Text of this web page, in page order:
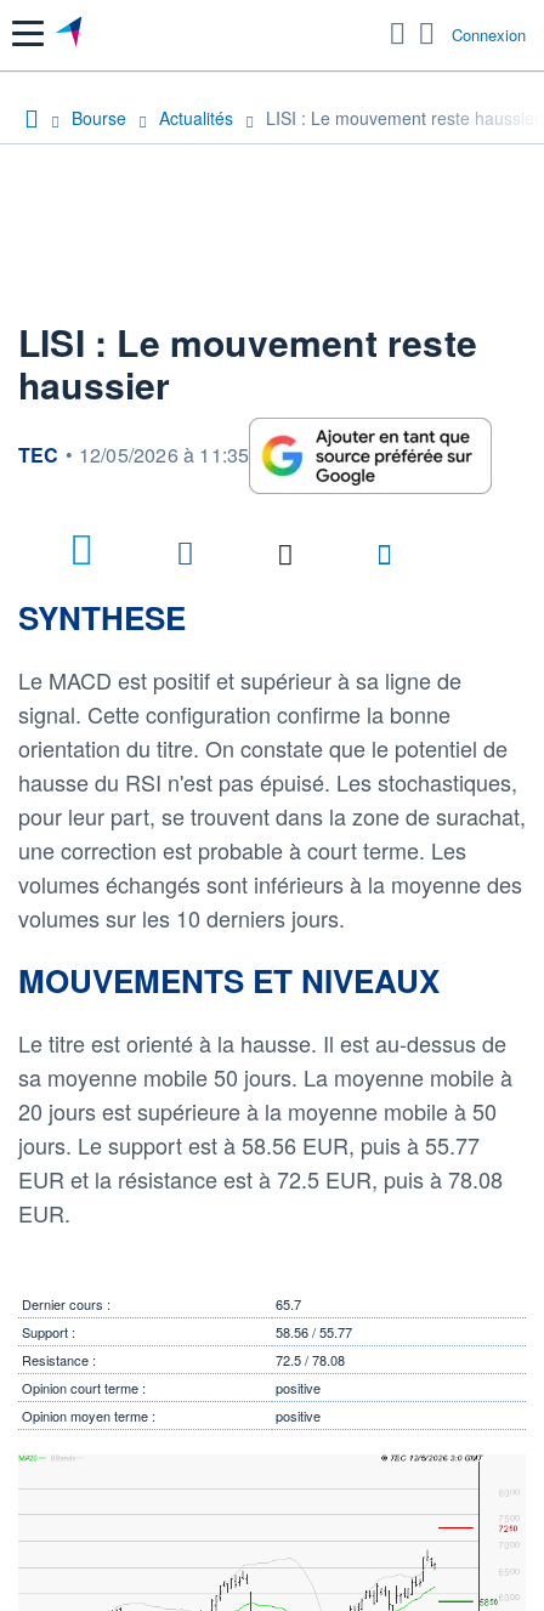
Menu Connexion
Bourse Actualités LISI : Le mouvement reste haussier
LISI : Le mouvement reste
haussier
information fournie par
TEC • 12/05/2026 à 11:35
SYNTHESE
Le MACD est positif et supérieur à sa ligne de
signal. Cette configuration confirme la bonne
orientation du titre. On constate que le potentiel de
hausse du RSI n'est pas épuisé. Les stochastiques,
pour leur part, se trouvent dans la zone de surachat,
une correction est probable à court terme. Les
volumes échangés sont inférieurs à la moyenne des
volumes sur les 10 derniers jours.
MOUVEMENTS ET NIVEAUX
Le titre est orienté à la hausse. Il est au-dessus de
sa moyenne mobile 50 jours. La moyenne mobile à
20 jours est supérieure à la moyenne mobile à 50
jours. Le support est à 58.56 EUR, puis à 55.77
EUR et la résistance est à 72.5 EUR, puis à 78.08
EUR.
Dernier cours :
65.7
Support :
58.56 / 55.77
Resistance :
72.5 / 78.08
Opinion court terme :
positive
Opinion moyen terme :
positive